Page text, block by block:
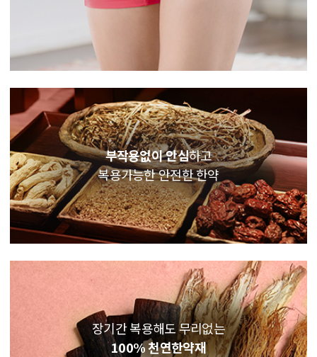
부작용없이 안심하고
복용가능한 안전한 한약
장기간 복용해도 무리없는
100% 천연한약재